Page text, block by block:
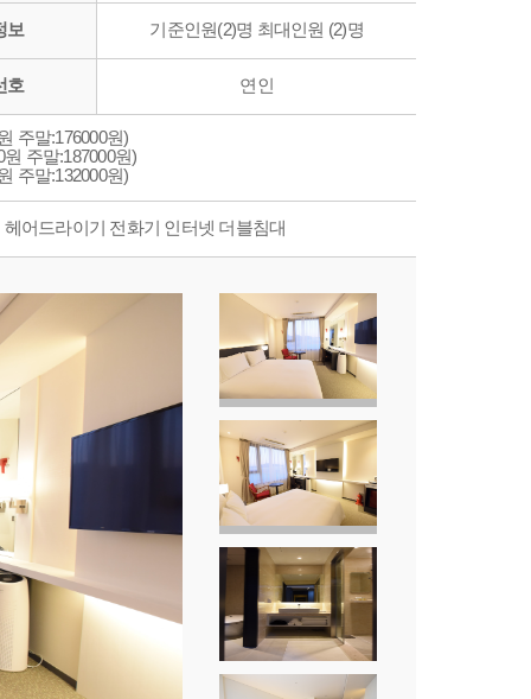
보 기준인원(2)명 최대인원 (2)명
호 연인
주말:176000원)
주말:187000원)
주말:132000원)
어드라이기 전화기 인터넷 더블침대